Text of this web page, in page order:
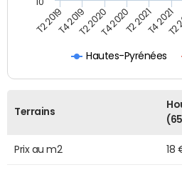
Hautes-Pyrénées
T2 2019T4 2019T2 2020T4 2020T2 2021T4 2021
Terrains
Prix au m2 18